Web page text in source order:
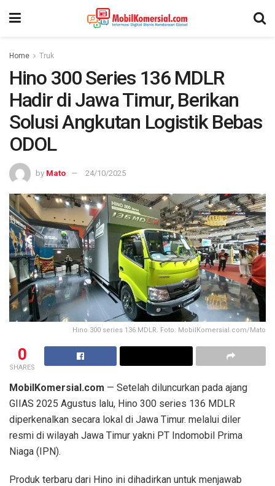
Home Truk
Hino 300 Series 136 MDLR
Hadir di Jawa Timur, Berikan
Solusi Angkutan Logistik Bebas
ODOL
by Mato 24/10/2025
Hino 300 series 136 MDLR. Foto: MobilKomersial.com/Mato
0
SHARES
MobilKomersial.com — Setelah diluncurkan pada ajang
GIIAS 2025 Agustus lalu, Hino 300 series 136 MDLR
diperkenalkan secara lokal di Jawa Timur. melalui diler
resmi di wilayah Jawa Timur yakni PT Indomobil Prima
Niaga (IPN).
Produk terbaru dari Hino ini dihadirkan untuk menjawab